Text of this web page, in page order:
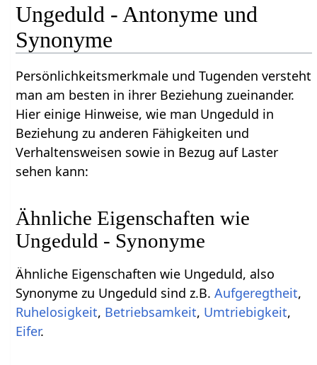
Ungeduld - Antonyme und
Synonyme
Persönlichkeitsmerkmale und Tugenden versteht
man am besten in ihrer Beziehung zueinander.
Hier einige Hinweise, wie man Ungeduld in
Beziehung zu anderen Fähigkeiten und
Verhaltensweisen sowie in Bezug auf Laster
sehen kann:
Ähnliche Eigenschaften wie
Ungeduld - Synonyme
Ähnliche Eigenschaften wie Ungeduld, also
Synonyme zu Ungeduld sind z.B.Aufgeregtheit,
Ruhelosigkeit, Betriebsamkeit, Umtriebigkeit,
Eifer.